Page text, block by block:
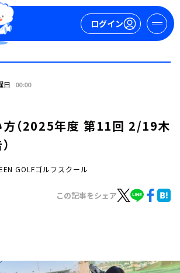
ログイン
日 00:00
（2025年度 第11回 2/19木
GOLFゴルフスクール
この記事をシェア